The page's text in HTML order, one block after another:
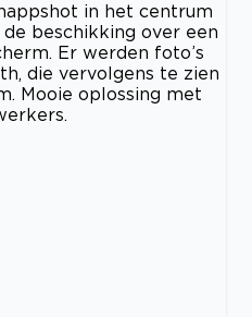
in het centrum
beschikking over een
Er werden foto’s
die vervolgens te zien
Mooie oplossing met